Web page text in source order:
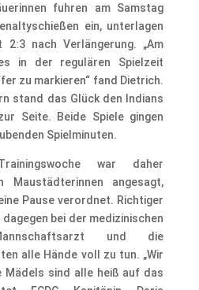
fuhren am Samstag
ein, unterlagen
nach Verlängerung. „Am
in der regulären Spielzeit
zu markieren“ fand Dietrich.
stand das Glück den Indians
Seite. Beide Spiele gingen
Spielminuten.
war daher
Maustädterinnen angesagt,
Pause verordnet. Richtiger
bei der medizinischen
und die
alle Hände voll zu tun. „Wir
Mädels sind alle heiß auf das